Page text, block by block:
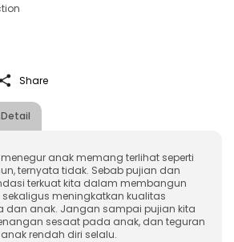
Share
anak memang terlihat seperti
ternyata tidak. Sebab pujian dan
terkuat kita dalam membangun
sekaligus meningkatkan kualitas
dan anak. Jangan sampai pujian kita
sesaat pada anak, dan teguran
rendah diri selalu.